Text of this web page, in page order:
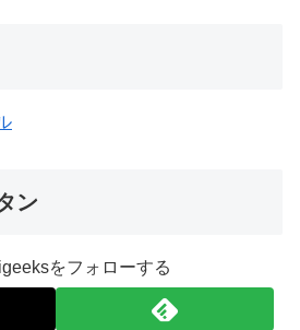
ン
をフォローする